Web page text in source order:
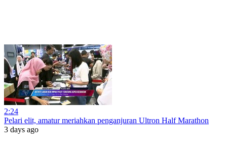
2:24
Pelari elit, amatur meriahkan penganjuran Ultron Half Marathon
3 days ago